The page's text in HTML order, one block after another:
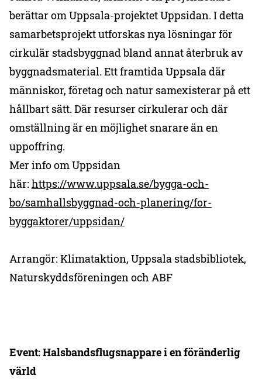
berättar om Uppsala-projektet Uppsidan. I detta
samarbetsprojekt utforskas nya lösningar för
cirkulär stadsbyggnad bland annat återbruk av
byggnadsmaterial. Ett framtida Uppsala där
människor, företag och natur samexisterar på ett
hållbart sätt. Där resurser cirkulerar och där
omställning är en möjlighet snarare än en
uppoffring.
Mer info om Uppsidan
här: https://www.uppsala.se/bygga-och-
bo/samhallsbyggnad-och-planering/for-
byggaktorer/uppsidan/
Arrangör: Klimataktion, Uppsala stadsbibliotek,
Naturskyddsföreningen och ABF
Event: Halsbandsflugsnappare i en föränderlig
värld